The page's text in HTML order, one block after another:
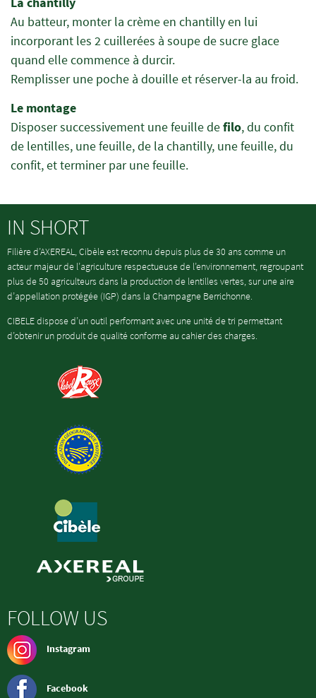
Au batteur, monter la crème en chantilly en lui
incorporant les 2 cuillerées à soupe de sucre glace
quand elle commence à durcir.
Remplisser une poche à douille et réserver-la au froid.
Le montage
Disposer successivement une feuille defilo, du confit
de lentilles, une feuille, de la chantilly, une feuille, du
confit, et terminer par une feuille.
IN SHORT
Filière d’AXEREAL, Cibèle est reconnu depuis plus de 30 ans comme un
acteur majeur de l’agriculture respectueuse de l’environnement, regroupant
plus de 50 agriculteurs dans la production de lentilles vertes, sur une aire
d’appellation protégée (IGP) dans la Champagne Berrichonne.
CIBELE dispose d’un outil performant avec une unité de tri permettant
d’obtenir un produit de qualité conforme au cahier des charges.
FOLLOW US
Instagram
Facebook